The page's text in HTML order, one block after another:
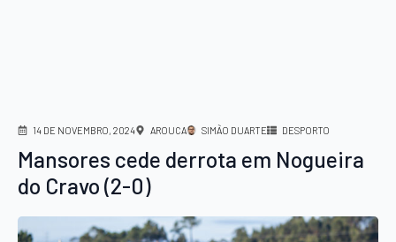
14 DE NOVEMBRO, 2024 AROUCA SIMÃO DUARTE DESPORTO
Mansores cede derrota em Nogueira
do Cravo (2-0)